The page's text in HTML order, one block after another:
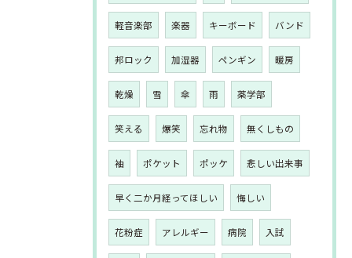
軽音楽部 楽器 キーボード バンド
邦ロック 加湿器 ペンギン 暖房
乾燥 雪 傘 雨 薬学部
笑える 爆笑 忘れ物 無くしもの
袖 ポケット ポッケ 悲しい出来事
早く二か月経ってほしい 悔しい
花粉症 アレルギー 病院 入試